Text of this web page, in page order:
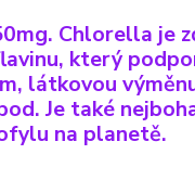
Chlorella je
který
látkovou
Je také
na planetě.